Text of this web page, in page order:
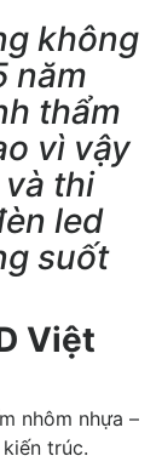
không
năm
thẩm
vì vậy
thi
led
suốt
Việt
nhôm nhựa –
trúc.